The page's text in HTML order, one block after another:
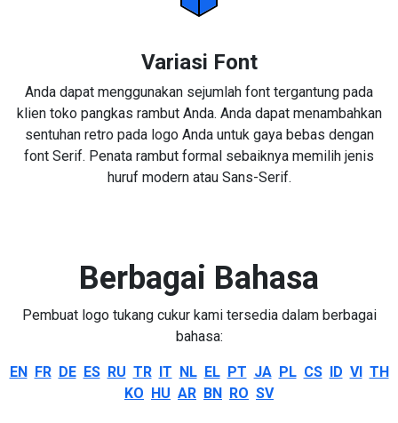
Variasi Font
Anda dapat menggunakan sejumlah font tergantung pada
klien toko pangkas rambut Anda. Anda dapat menambahkan
sentuhan retro pada logo Anda untuk gaya bebas dengan
font Serif. Penata rambut formal sebaiknya memilih jenis
huruf modern atau Sans-Serif.
Berbagai Bahasa
Pembuat logo tukang cukur kami tersedia dalam berbagai
bahasa:
EN FR DE ES RU TR IT NL EL PT JA PL CS ID VI TH
KO HU AR BN RO SV